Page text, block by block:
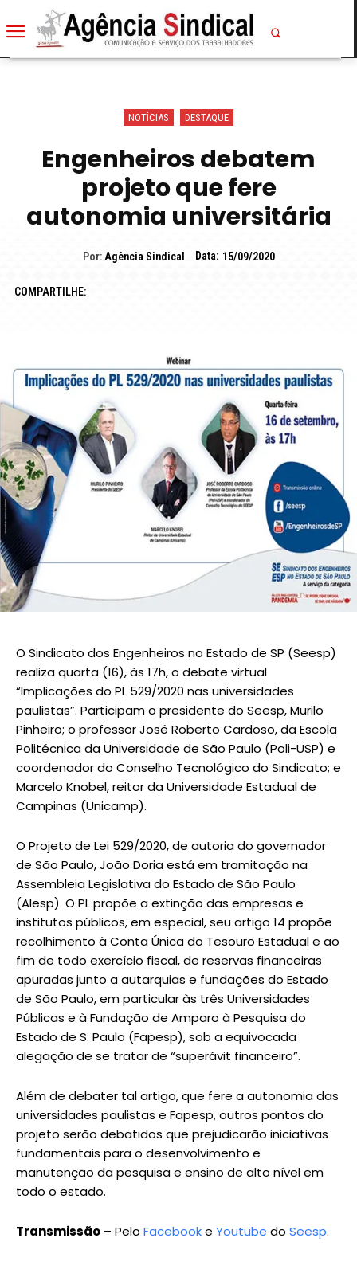
NOTÍCIAS DESTAQUE
Engenheiros debatem
projeto que fere
autonomia universitária
Por: Agência Sindical Data: 15/09/2020
COMPARTILHE:
O Sindicato dos Engenheiros no Estado de SP (Seesp)
realiza quarta (16), às 17h, o debate virtual
“Implicações do PL 529/2020 nas universidades
paulistas”. Participam o presidente do Seesp, Murilo
Pinheiro; o professor José Roberto Cardoso, da Escola
Politécnica da Universidade de São Paulo (Poli-USP) e
coordenador do Conselho Tecnológico do Sindicato; e
Marcelo Knobel, reitor da Universidade Estadual de
Campinas (Unicamp).
O Projeto de Lei 529/2020, de autoria do governador
de São Paulo, João Doria está em tramitação na
Assembleia Legislativa do Estado de São Paulo
(Alesp). O PL propõe a extinção das empresas e
institutos públicos, em especial, seu artigo 14 propõe
recolhimento à Conta Única do Tesouro Estadual e ao
fim de todo exercício fiscal, de reservas financeiras
apuradas junto a autarquias e fundações do Estado
de São Paulo, em particular às três Universidades
Públicas e à Fundação de Amparo à Pesquisa do
Estado de S. Paulo (Fapesp), sob a equivocada
alegação de se tratar de “superávit financeiro”.
Além de debater tal artigo, que fere a autonomia das
universidades paulistas e Fapesp, outros pontos do
projeto serão debatidos que prejudicarão iniciativas
fundamentais para o desenvolvimento e
manutenção da pesquisa e ensino de alto nível em
todo o estado.
Transmissão – Pelo Facebooke Youtube do Seesp.